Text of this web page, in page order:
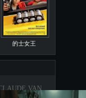
的士女王
VAN